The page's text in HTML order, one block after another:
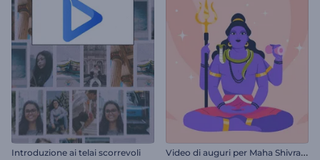
Introduzione ai telai scorrevoli V
ideo di auguri per Maha Shivratri